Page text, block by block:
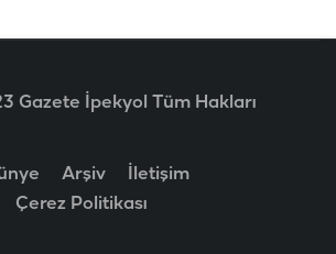
Gazete İpekyol Tüm Hakları
Arşiv
İletişim
Çerez Politikası